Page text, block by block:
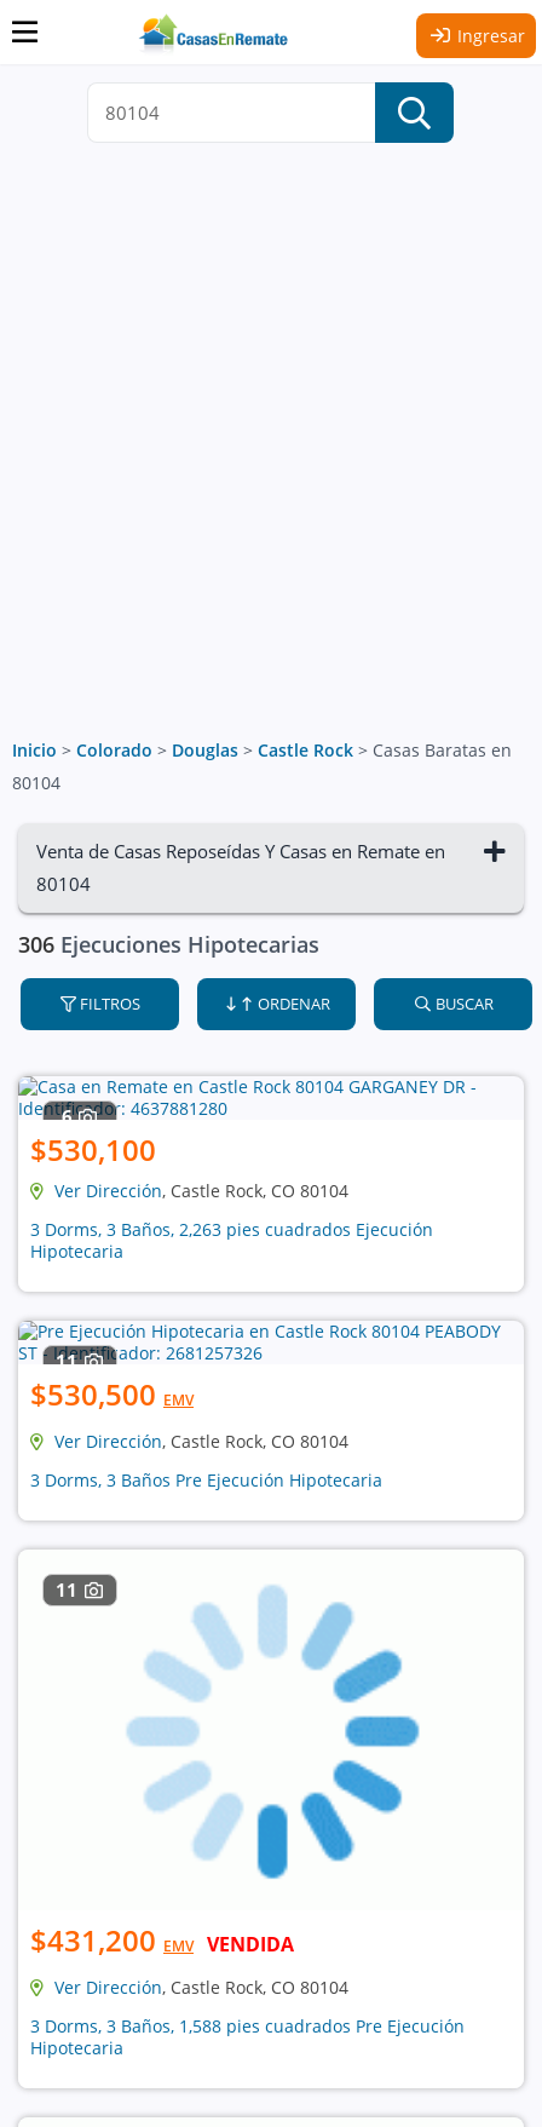
Ingresar
Inicio > Colorado > Douglas > Castle Rock > Casas Baratas en
80104
Venta de Casas Reposeídas Y Casas en Remate en
80104
306 Ejecuciones Hipotecarias
FILTROS ORDENAR BUSCAR
6
$530,100
Ver Dirección, Castle Rock, CO 80104
3 Dorms, 3 Baños, 2,263 pies cuadrados Ejecución
Hipotecaria
11
$530,500 EMV
Ver Dirección, Castle Rock, CO 80104
3 Dorms, 3 Baños Pre Ejecución Hipotecaria
11
$431,200 EMV VENDIDA
Ver Dirección, Castle Rock, CO 80104
3 Dorms, 3 Baños, 1,588 pies cuadrados Pre Ejecución
Hipotecaria